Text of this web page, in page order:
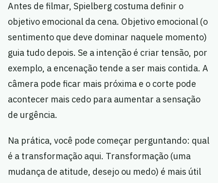
Antes de filmar, Spielberg costuma definir o
objetivo emocional da cena. Objetivo emocional (o
sentimento que deve dominar naquele momento)
guia tudo depois. Se a intenção é criar tensão, por
exemplo, a encenação tende a ser mais contida. A
câmera pode ficar mais próxima e o corte pode
acontecer mais cedo para aumentar a sensação
de urgência.
Na prática, você pode começar perguntando: qual
é a transformação aqui. Transformação (uma
mudança de atitude, desejo ou medo) é mais útil